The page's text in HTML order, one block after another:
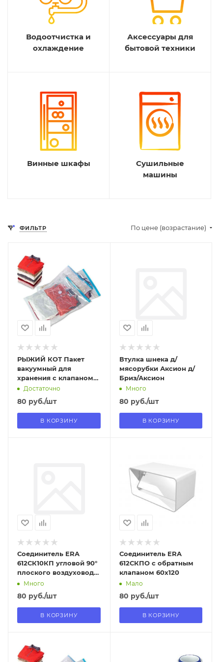
Водоотчистка и
охлаждение
Аксессуары для
бытовой техники
Винные шкафы
Сушильные
машины
ФИЛЬТР По цене (возрастание)
Отправим
13.08.2026
В наличии в пункте
самовывоза
Нет
РЫЖИЙ КОТ Пакет
вакуумный для
хранения с клапаном
VB8, размер: 50*60см
(312609)
Достаточно
80 руб./шт
В КОРЗИНУ
Втулка шнека д/
мясорубки Аксион д/
Бриз/Аксион
Много
80 руб./шт
В КОРЗИНУ
Соединитель ERA
612СК10КП угловой 90°
плоского воздуховода
с круглым
Много
80 руб./шт
В КОРЗИНУ
В наличии в пункте
самовывоза
Соединитель ERA
612СКПО с обратным
клапаном 60х120
Мало
80 руб./шт
В КОРЗИНУ
Отправим
13.08.2026